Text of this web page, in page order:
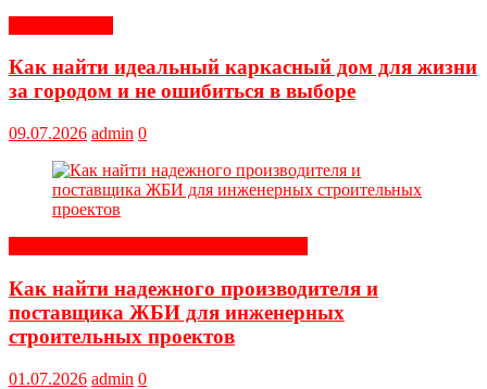
Как найти идеальный каркасный дом для жизни
за городом и не ошибиться в выборе
09.07.2026 admin 0
Как найти надежного производителя и
поставщика ЖБИ для инженерных
строительных проектов
01.07.2026 admin 0